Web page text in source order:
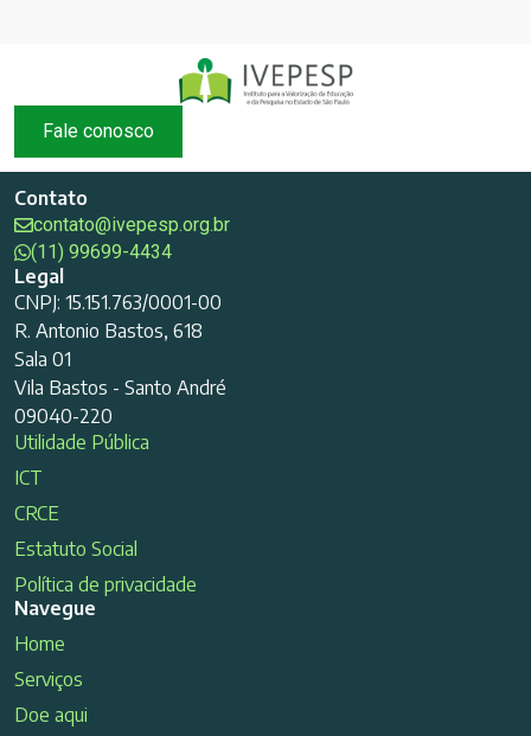
Fale conosco
Contato
contato@ivepesp.org.br
(11) 99699-4434
Legal
CNPJ: 15.151.763/0001-00
R. Antonio Bastos, 618
Sala 01
Vila Bastos - Santo André
09040-220
Utilidade Pública
ICT
CRCE
Estatuto Social
Política de privacidade
Navegue
Home
Serviços
Doe aqui